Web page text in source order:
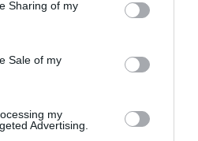
Sharing of my
Sale of my
my
Advertising.